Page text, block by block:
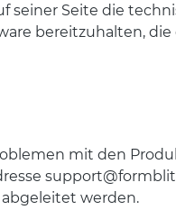
seiner Seite die
bereitzuhalten,
mit den
werden.